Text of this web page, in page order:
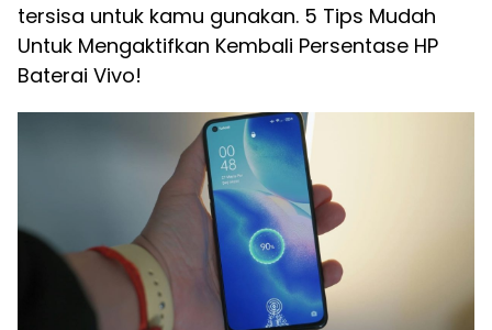
tersisa untuk kamu gunakan. 5 Tips Mudah
Untuk Mengaktifkan Kembali Persentase HP
Baterai Vivo!